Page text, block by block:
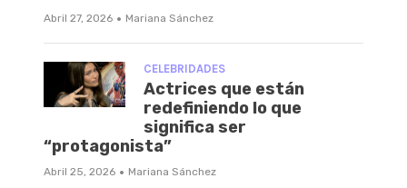
Abril 27, 2026 · Mariana Sánchez
CELEBRIDADES
Actrices que están
redefiniendo lo que
significa ser
“protagonista”
Abril 25, 2026 · Mariana Sánchez